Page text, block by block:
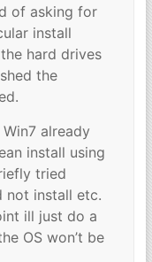
of asking for
install
hard drives
the
already
install using
tried
not install etc.
ill just do a
OS won’t be